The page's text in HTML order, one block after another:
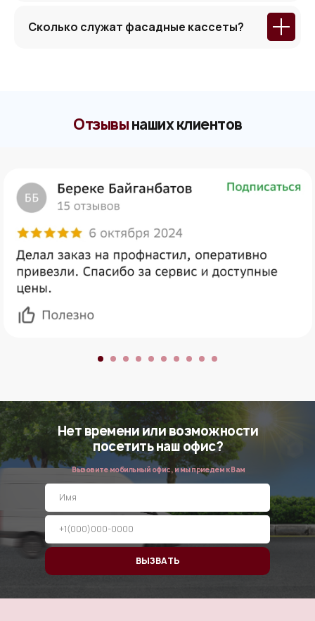
Сколько служат фасадные кассеты?
Отзывынаших клиентов
Нет времени или возможности
посетить наш офис?
Вызовите мобильный офис, и мы приедем к Вам
ВЫЗВАТЬ